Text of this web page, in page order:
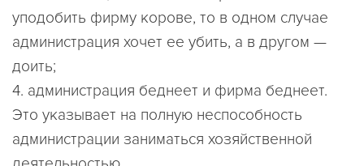
уподобить фирму корове, то в одном случае
администрация хочет ее убить, а в другом —
доить;
4. администрация беднеет и фирма беднеет.
Это указывает на полную неспособность
администрации заниматься хозяйственной